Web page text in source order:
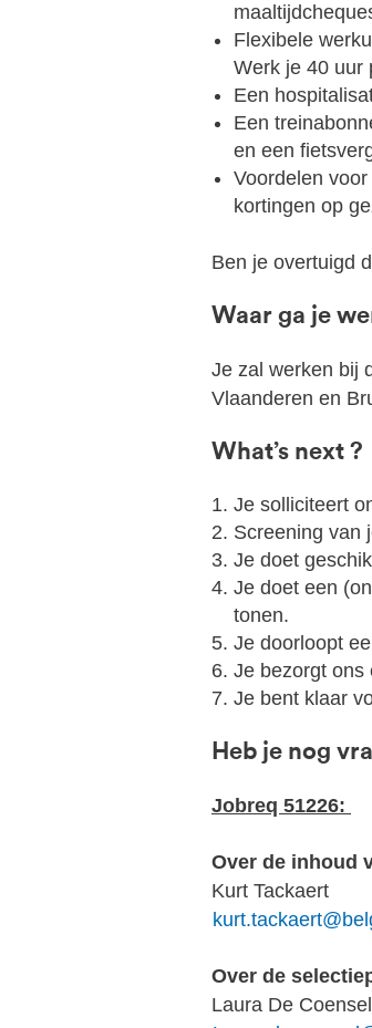
Flexibele
Werk je 40 uur
Een
Een
en een
Voordelen
kortingen op
Ben je overtuigd
Waar ga je
Je zal werken bij
Vlaanderen en
What’s next ?
Je solliciteert
Screening van
Je doet
Je doet een
tonen.
Je doorloopt
Je bezorgt ons
Je bent klaar
Heb je nog
Jobreq 51226:
Over de inhoud
Kurt Tackaert
Over de
Laura De Coensel